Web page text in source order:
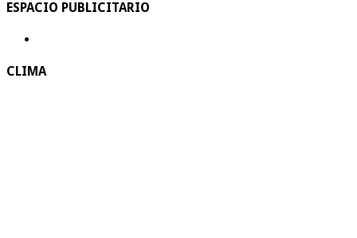
ESPACIO PUBLICITARIO
CLIMA